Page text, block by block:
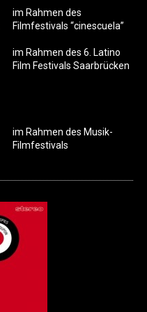
im Rahmen des
Filmfestivals “cinescuela”
im Rahmen des 6. Latino
Film Festivals Saarbrücken
im Rahmen des Musik-
Filmfestivals